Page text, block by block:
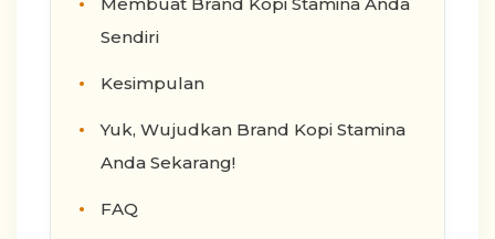
Sendiri
Kesimpulan
Yuk, Wujudkan Brand Kopi Stamina
Anda Sekarang!
FAQ